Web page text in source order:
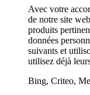
Avec votre
de notre site
produits
données
suivants et
utilisez déjà
Bing, Criteo,